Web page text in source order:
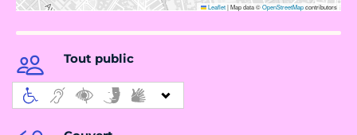
Leaflet|Map data ©OpenStreetMapcontributors
Tout public